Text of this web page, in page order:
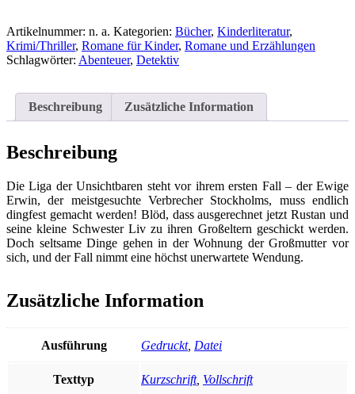
Gunnel:
Liga
der
Unsichtbaren
Artikelnummer: n. a. Kategorien: Bücher, Kinderliteratur,
Krimi/Thriller, Romane für Kinder, Romane und Erzählungen
Schlagwörter: Abenteuer, Detektiv
Beschreibung Zusätzliche Information
Beschreibung
Die Liga der Unsichtbaren steht vor ihrem ersten Fall – der Ewige
Erwin, der meistgesuchte Verbrecher Stockholms, muss endlich
dingfest gemacht werden! Blöd, dass ausgerechnet jetzt Rustan und
seine kleine Schwester Liv zu ihren Großeltern geschickt werden.
Doch seltsame Dinge gehen in der Wohnung der Großmutter vor
sich, und der Fall nimmt eine höchst unerwartete Wendung.
Zusätzliche Information
Ausführung Gedruckt, Datei
Texttyp Kurzschrift, Vollschrift